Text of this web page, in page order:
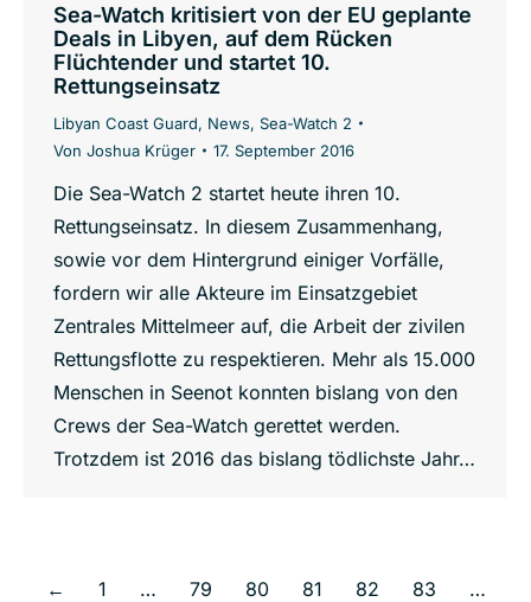
Sea-Watch kritisiert von der EU geplante
Deals in Libyen, auf dem Rücken
Flüchtender und startet 10.
Rettungseinsatz
Libyan Coast Guard, News, Sea-Watch 2
Von Joshua Krüger 17. September 2016
Die Sea-Watch 2 startet heute ihren 10.
Rettungseinsatz. In diesem Zusammenhang,
sowie vor dem Hintergrund einiger Vorfälle,
fordern wir alle Akteure im Einsatzgebiet
Zentrales Mittelmeer auf, die Arbeit der zivilen
Rettungsflotte zu respektieren. Mehr als 15.000
Menschen in Seenot konnten bislang von den
Crews der Sea-Watch gerettet werden.
Trotzdem ist 2016 das bislang tödlichste Jahr…
← 1 … 79 80 81 82 83
…